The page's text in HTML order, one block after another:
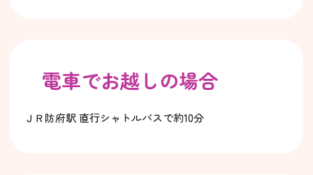
電車でお越しの場合
ＪＲ防府駅 直行シャトルバスで約10分